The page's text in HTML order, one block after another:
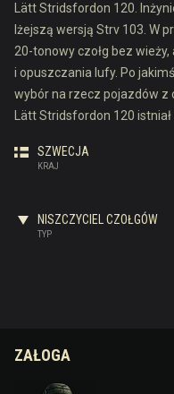
Lätt Stridsfordon 120.
lżejszą wersją Strv 103. W
20-tonowy czołg bez
i opuszczania lufy. Po
wybór na rzecz pojazdów z
Lätt Stridsfordon 120
KRAJ
SZWECJA
TYP
NISZCZYCIEL CZOŁGÓW
ZAŁOGA